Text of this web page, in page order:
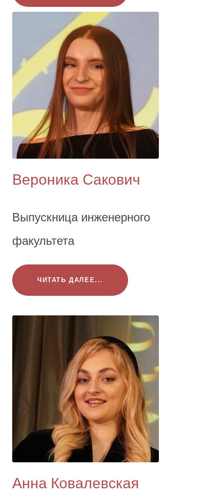
Вероника Сакович
Выпускница инженерного
факультета
ЧИТАТЬ ДАЛЕЕ...
Анна Ковалевская